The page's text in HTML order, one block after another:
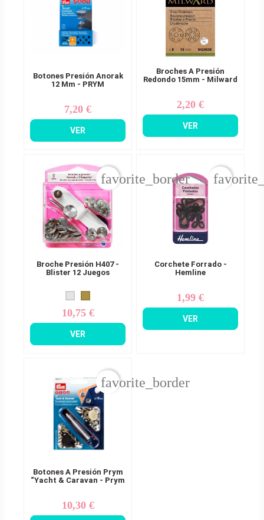
Botones Presión Anorak
12 Mm - PRYM
Precio
7,20 €
VER
Broches A Presión
Redondo 15mm - Milward
Precio
2,20 €
VER
Broche Presión H407 -
Blister 12 Juegos
Precio
10,75 €
VER
favorite_border
Corchete Forrado -
Hemline
Precio
1,99 €
VER
Botones A Presión Prym
“Yacht & Caravan - Prym
Precio
10,30 €
favorite_border